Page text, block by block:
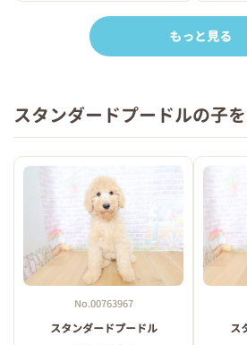
もっと見る
スタンダードプードルの子
No.00763967
スタンダードプードル ス